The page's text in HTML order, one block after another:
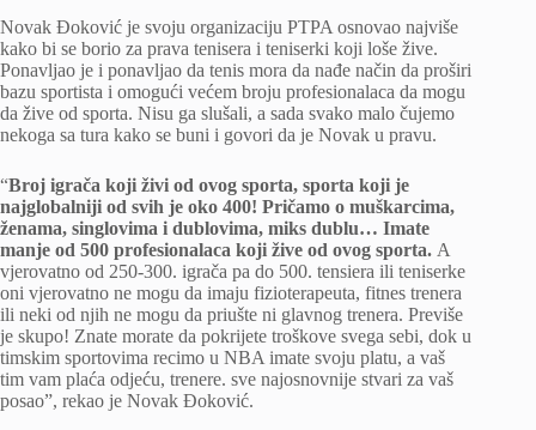
Novak Đoković je svoju organizaciju PTPA osnovao najviše
kako bi se borio za prava tenisera i teniserki koji loše žive.
Ponavljao je i ponavljao da tenis mora da nađe način da proširi
bazu sportista i omogući većem broju profesionalaca da mogu
da žive od sporta. Nisu ga slušali, a sada svako malo čujemo
nekoga sa tura kako se buni i govori da je Novak u pravu.
“Broj igrača koji živi od ovog sporta, sporta koji je
najglobalniji od svih je oko 400! Pričamo o muškarcima,
ženama, singlovima i dublovima, miks dublu… Imate
manje od 500 profesionalaca koji žive od ovog sporta. A
vjerovatno od 250-300. igrača pa do 500. tensiera ili teniserke
oni vjerovatno ne mogu da imaju fizioterapeuta, fitnes trenera
ili neki od njih ne mogu da priušte ni glavnog trenera. Previše
je skupo! Znate morate da pokrijete troškove svega sebi, dok u
timskim sportovima recimo u NBA imate svoju platu, a vaš
tim vam plaća odjeću, trenere. sve najosnovnije stvari za vaš
posao”, rekao je Novak Đoković.